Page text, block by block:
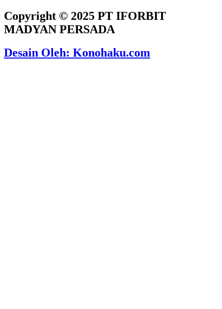
Copyright © 2025 PT IFORBIT
MADYAN PERSADA
Desain Oleh: Konohaku.com